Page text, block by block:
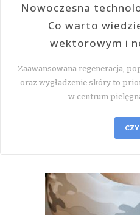
Nowoczesna
Co warto
wektorowym i
Zaawansowana regeneracja,
oraz wygładzenie skóry to
w centrum